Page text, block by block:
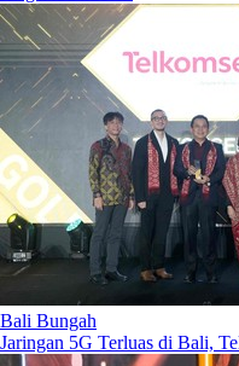
Bali Bungah
Jaringan 5G Terluas di Bali,